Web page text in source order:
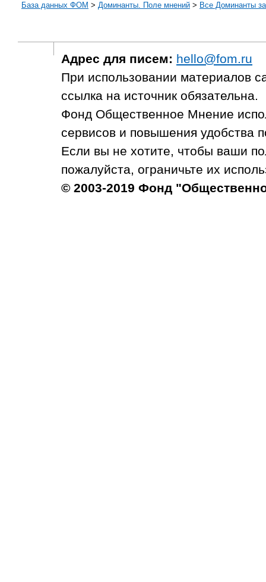
База данных ФОМ > Доминанты. Поле мнений > Все Доминанты
Адрес для писем: hello@fom.ru
При использовании материалов
ссылка на источник обязательна.
Фонд Общественное Мнение
сервисов и повышения удобства
Если вы не хотите, чтобы ваши
пожалуйста, ограничьте их
© 2003-2019 Фонд